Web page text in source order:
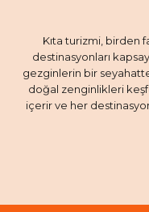
Kıta turizmi, birden
destinasyonları
gezginlerin bir
doğal zenginlikleri
içerir ve her